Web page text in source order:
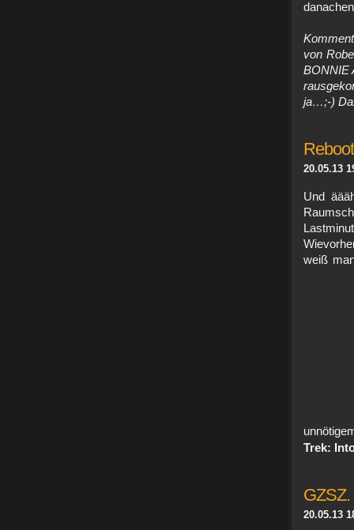
von
BONNIE
ja…;-)
20.05.13
Und
weiß
Trek:
GZSZ.
20.05.13